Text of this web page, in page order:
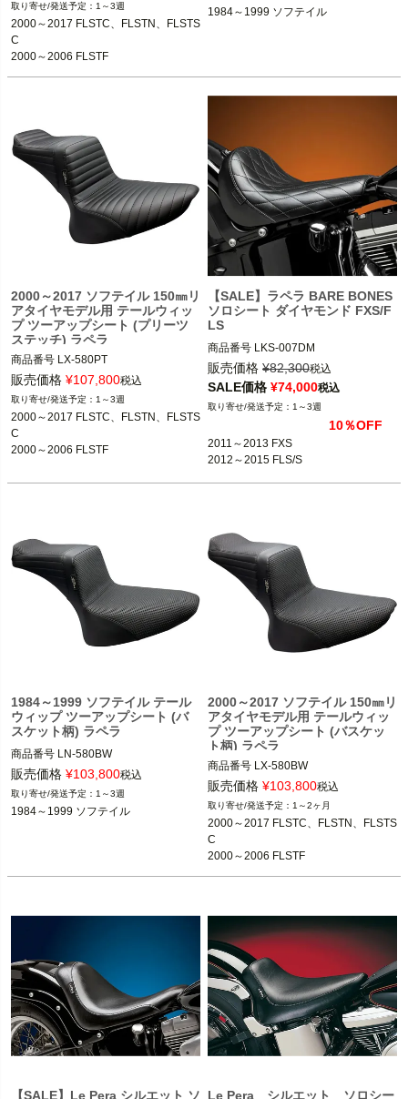
1～3週
2000～2017 FLSTC、FLSTN、FLSTS
C
2000～2006 FLSTF
1984～1999 ソフテイル
2000～2017 ソフテイル 150㎜リ
アタイヤモデル用 テールウィッ
プ ツーアップシート (プリーツ
ステッチ) ラペラ
商品番号 LX-580PT
3OT：0802-1614
販売価格 ¥107,800税込
1～3週
2000～2017 FLSTC、FLSTN、FLSTS
C
2000～2006 FLSTF
B、FXSTS
【SALE】ラペラ BARE BONES
ソロシート ダイヤモンド FXS/F
LS
商品番号 LKS-007DM
2011～2013 FXS
2012～2015 FLS/S
Le Pera(ラペラ)
販売価格 ¥82,300税込
SALE価格 ¥74,000税込
1～3週
10％OFF
2011～2013 FXS
2012～2015 FLS/S
1984～1999 ソフテイル テール
ウィップ ツーアップシート (バ
スケット柄) ラペラ
商品番号 LN-580BW
3OT：0802-1609
販売価格 ¥103,800税込
1～3週
1984～1999 ソフテイル
2000～2017 ソフテイル 150㎜リ
アタイヤモデル用 テールウィッ
プ ツーアップシート (バスケッ
ト柄) ラペラ
商品番号 LX-580BW
3OT：0802-1612
販売価格 ¥103,800税込
1～2ヶ月
2000～2017 FLSTC、FLSTN、FLSTS
C
2000～2006 FLSTF
【SALE】Le Pera シルエット ソ
Le Pera シルエット ソロシー